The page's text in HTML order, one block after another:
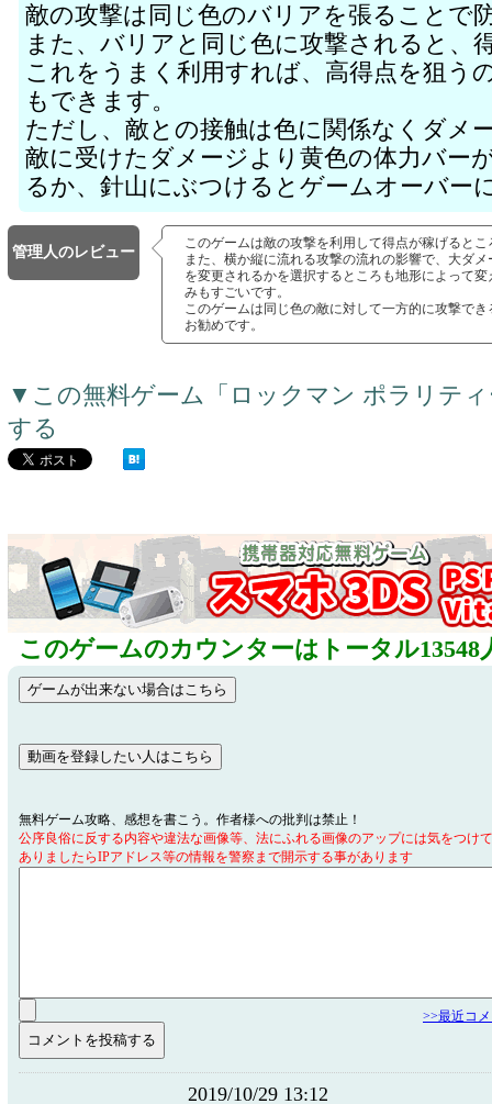
敵の攻撃は同じ色のバリアを張ることで
また、バリアと同じ色に攻撃されると、
これをうまく利用すれば、高得点を狙う
もできます。
ただし、敵との接触は色に関係なくダメ
敵に受けたダメージより黄色の体力バー
るか、針山にぶつけるとゲームオーバー
管理人のレビュー
このゲームは敵の攻撃を利用して得点が稼げると
また、横か縦に流れる攻撃の流れの影響で、大ダ
を変更されるかを選択するところも地形によって
みもすごいです。
このゲームは同じ色の敵に対して一方的に攻撃で
お勧めです。
▼この無料ゲーム「ロックマン ポラリテ
する
このゲームのカウンターはトータル13548
無料ゲーム攻略、感想を書こう。作者様への批判は禁止！
公序良俗に反する内容や違法な画像等、法にふれる画像のアップには気をつけ
ありましたらIPアドレス等の情報を警察まで開示する事があります
>>最近コ
2019/10/29 13:12